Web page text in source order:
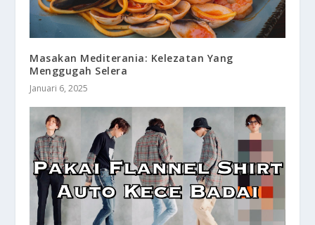
Masakan Mediterania: Kelezatan Yang
Menggugah Selera
Januari 6, 2025